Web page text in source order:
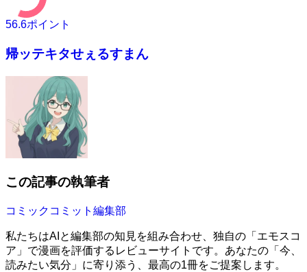
56.6ポイント
帰ッテキタせぇるすまん
この記事の執筆者
コミックコミット編集部
私たちはAIと編集部の知見を組み合わせ、独自の「エモスコ
ア」で漫画を評価するレビューサイトです。あなたの「今、
読みたい気分」に寄り添う、最高の1冊をご提案します。